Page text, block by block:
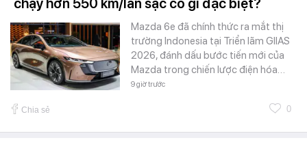
chạy hơn 550 km/lần sạc có gì đặc biệt?
Mazda 6e đã chính thức ra mắt thị
trường Indonesia tại Triển lãm GIIAS
2026, đánh dấu bước tiến mới của
Mazda trong chiến lược điện hóa…
9 giờ trước
Chia sẻ 0